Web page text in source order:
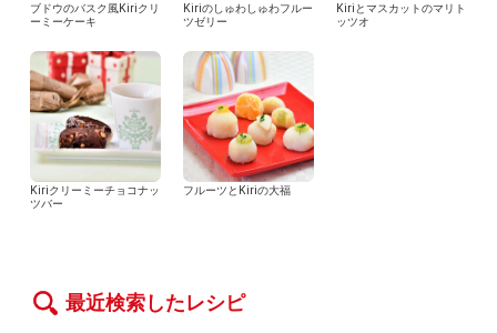
ブドウのバスク風Kiriクリ
ーミーケーキ
Kiriのしゅわしゅわフルー
ツゼリー
Kiriとマスカットのマリト
ッツオ
Kiriクリーミーチョコナッ
ツバー
フルーツとKiriの大福
最近検索したレシピ